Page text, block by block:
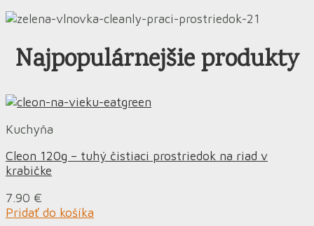
Najpopulárnejšie produkty
Kuchyňa
Cleon 120g – tuhý čistiaci prostriedok na riad v
krabičke
7.90 €
Pridať do košíka